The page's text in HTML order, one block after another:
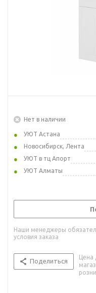
Нет в наличии
УЮТ Астана
Новосибирск, Лента
УЮТ в тц Апорт
УЮТ Алматы
Наши менеджеры
условия заказа
Поделиться
Цена